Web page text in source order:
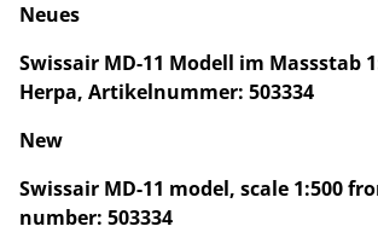
Neues
Swissair MD-11 Modell im Massstab
Herpa, Artikelnummer: 503334
New
Swissair MD-11 model, scale 1:500
number: 503334